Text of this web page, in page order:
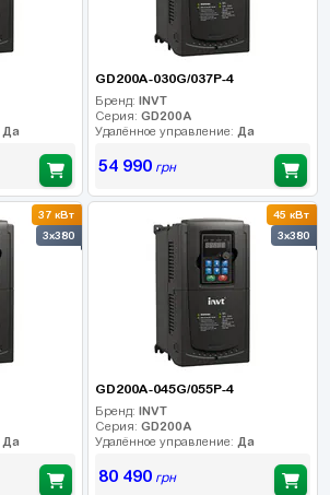
Да
GD200A-030G/037P-4
Бренд: INVT
Серия: GD200A
Удалённое управление: Да
54 990грн
37 кВт
3x380
Да
45 кВт
3x380
GD200A-045G/055P-4
Бренд: INVT
Серия: GD200A
Удалённое управление: Да
80 490грн